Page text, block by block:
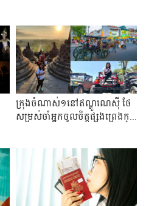
ក្រុង​ចំណាស់​១នៅ​ឥណ្ឌូណេស៊ី ថែ​
សម្រស់​ចាំ​អ្នក​ចូល​ចិត្ត​ផ្សង​ព្រេង​ក្...